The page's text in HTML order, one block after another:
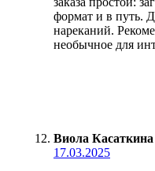
формат и в путь.
нареканий.
необычное для
Виола Касаткина
17.03.2025